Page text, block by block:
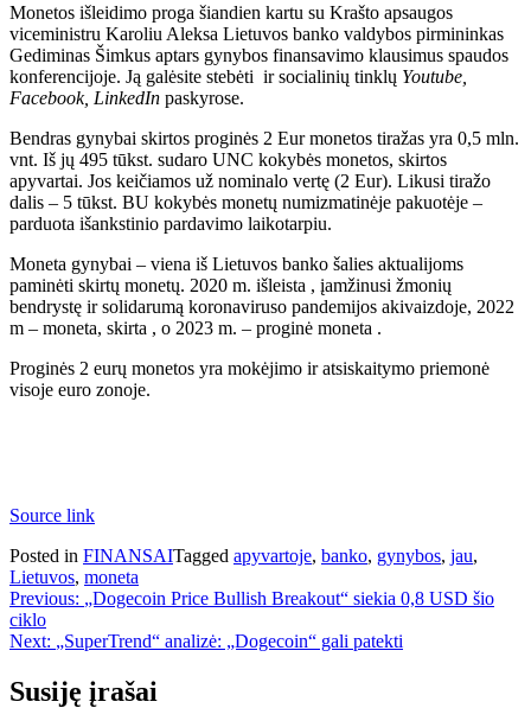
Monetos išleidimo proga šiandien kartu su Krašto apsaugos
viceministru Karoliu Aleksa Lietuvos banko valdybos pirmininkas
Gediminas Šimkus aptars gynybos finansavimo klausimus spaudos
konferencijoje. Ją galėsite stebėti ir socialinių tinklų Youtube,
Facebook, LinkedIn paskyrose.
Bendras gynybai skirtos proginės 2 Eur monetos tiražas yra 0,5 mln.
vnt. Iš jų 495 tūkst. sudaro UNC kokybės monetos, skirtos
apyvartai. Jos keičiamos už nominalo vertę (2 Eur). Likusi tiražo
dalis – 5 tūkst. BU kokybės monetų numizmatinėje pakuotėje –
parduota išankstinio pardavimo laikotarpiu.
Moneta gynybai – viena iš Lietuvos banko šalies aktualijoms
paminėti skirtų monetų. 2020 m. išleista , įamžinusi žmonių
bendrystę ir solidarumą koronaviruso pandemijos akivaizdoje, 2022
m – moneta, skirta , o 2023 m. – proginė moneta .
Proginės 2 eurų monetos yra mokėjimo ir atsiskaitymo priemonė
visoje euro zonoje.
Source link
Posted in FINANSAITagged apyvartoje, banko, gynybos, jau,
Lietuvos, moneta
Navigacija
tarp
Previous: „Dogecoin Price Bullish Breakout“ siekia 0,8 USD šio
ciklo
Next: „SuperTrend“ analizė: „Dogecoin“ gali patekti
Susiję įrašai